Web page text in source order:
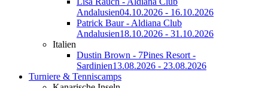
Andalusien04.10.2026 - 16.10.2026
Patrick Baur - Aldiana Club
Andalusien18.10.2026 - 31.10.2026
Italien
Dustin Brown - 7Pines Resort -
Sardinien13.08.2026 - 23.08.2026
Turniere & Tenniscamps